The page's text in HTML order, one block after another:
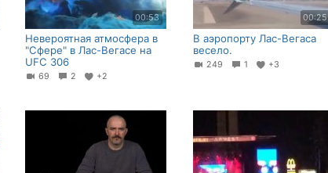
00:53
Невероятная атмосфера в
"Сфере" в Лас-Вегасе на
UFC 306
69 2 +2
00:25
В аэропорту Лас-Вегаса
весело.
249 1 +3